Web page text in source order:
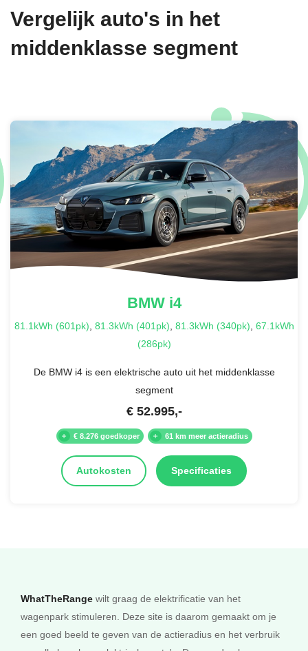
Vergelijk auto's in het
middenklasse segment
BMWi4
81.1kWh (601pk), 81.3kWh (401pk), 81.3kWh (340pk), 67.1kWh
(286pk)
De BMW i4 is een elektrische auto uit het middenklasse
segment
€ 52.995,-
€ 8.276 goedkoper 61 km meer actieradius
Autokosten Specificaties
WhatTheRange wilt graag de elektrificatie van het
wagenpark stimuleren. Deze site is daarom gemaakt om je
een goed beeld te geven van de actieradius en het verbruik